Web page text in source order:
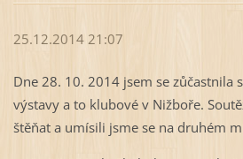
25.12.2014 21:07
Dne 28. 10. 2014 jsem se zůčastnila
výstavy a to klubové v Nižboře.
štěňat a umísili jsme se na druhém